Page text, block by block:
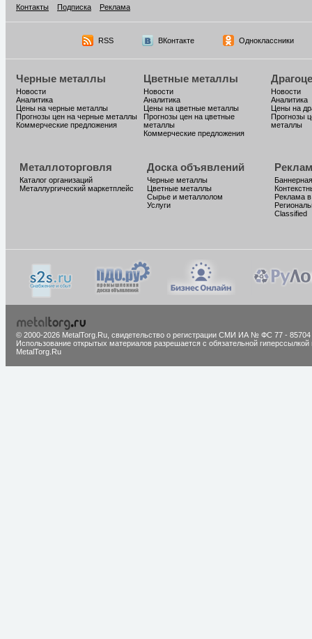
Контакты
Подписка Реклама
RSS ВКонтакте Одноклассники
Черные металлы
Новости
Аналитика
Цены на черные металлы
Прогнозы цен на черные металлы
Коммерческие предложения
Цветные металлы
Новости
Аналитика
Цены на цветные металлы
Прогнозы цен на цветные
металлы
Коммерческие предложения
Новости
Аналитика
Цены на
Прогнозы
металлы
Металлоторговля
Каталог организаций
Металлургический маркетплейс
Доска объявлений
Черные металлы
Цветные металлы
Сырье и металлолом
Услуги
Реклама
Classified
© 2000-2026 MetalTorg.Ru, cвидетельство о регистрации СМИ ИА № ФС 77 - 85704
Использование открытых материалов разрешается с обязательной гиперссылкой
MetalTorg.Ru